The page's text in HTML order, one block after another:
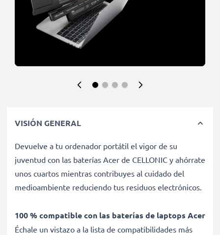
VISIÓN GENERAL
Devuelve a tu ordenador portátil el vigor de su
juventud con las baterías Acer de CELLONIC y ahórrate
unos cuartos mientras contribuyes al cuidado del
medioambiente reduciendo tus residuos electrónicos.
100 % compatible con las baterías de laptops Acer
Échale un vistazo a la lista de compatibilidades más